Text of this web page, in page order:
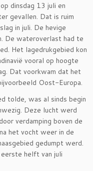
dinsdag 13 juli en
gevallen. Dat is ruim
in juli. De hevige
De wateroverlast had te
Het lagedrukgebied kon
vooral op hoogte
Dat voorkwam dat het
Oost-Europa.
tolde, was al sinds begin
Deze lucht werd
verdamping boven de
het vocht weer in de
gedumpt werd.
helft van juli